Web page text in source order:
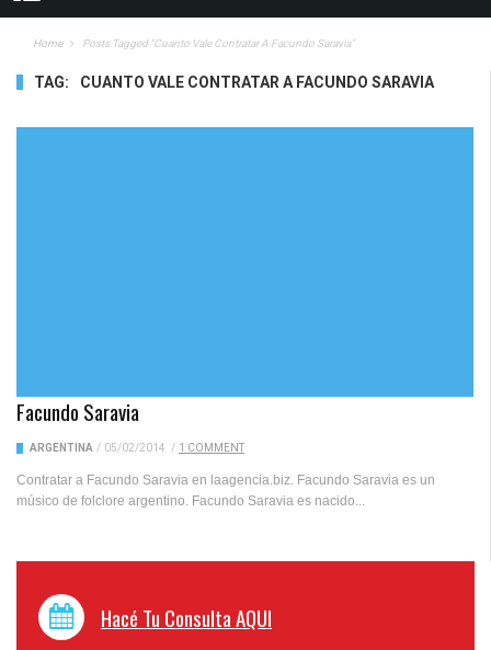
Home Posts Tagged "cuanto Vale Contratar A Facundo Saravia"
TAG: CUANTO VALE CONTRATAR A FACUNDO SARAVIA
Facundo Saravia
ARGENTINA / 05/02/2014 / 1 COMMENT
Contratar a Facundo Saravia en laagencia.biz. Facundo Saravia es un
músico de folclore argentino. Facundo Saravia es nacido...
Hacé Tu Consulta AQUI